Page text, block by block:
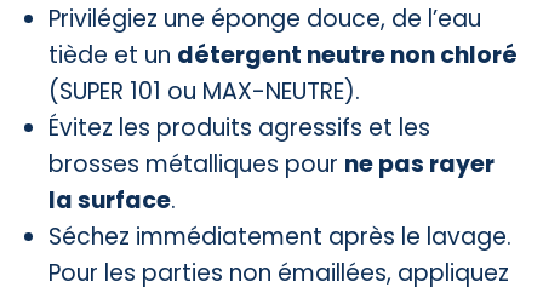
Privilégiez une éponge douce, de l’eau
tiède et un détergent neutre non chloré
(SUPER 101 ou MAX-NEUTRE).
Évitez les produits agressifs et les
brosses métalliques pour ne pas rayer
la surface.
Séchez immédiatement après le lavage.
Pour les parties non émaillées, appliquez